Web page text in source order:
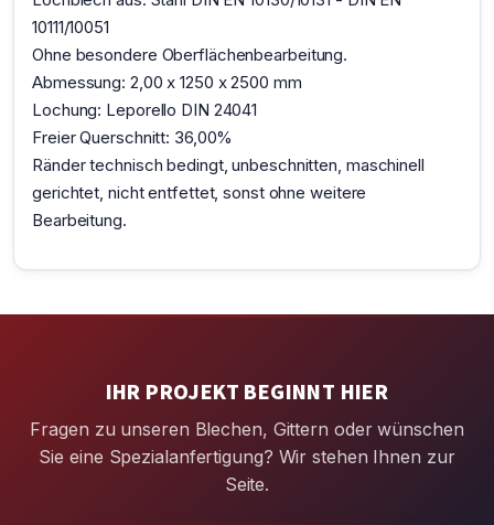
10111/10051
Ohne besondere Oberflächenbearbeitung.
Abmessung: 2,00 x 1250 x 2500 mm
Lochung: Leporello DIN 24041
Freier Querschnitt: 36,00%
Ränder technisch bedingt, unbeschnitten, maschinell
gerichtet, nicht entfettet, sonst ohne weitere
Bearbeitung.
IHR PROJEKT BEGINNT HIER
Fragen zu unseren Blechen, Gittern oder wünschen
Sie eine Spezialanfertigung? Wir stehen Ihnen zur
Seite.